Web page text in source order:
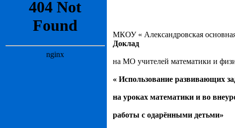
МКОУ « Александровская
Доклад
на МО учителей математики и
« Использование развивающих
на уроках математики и во
работы с одарёнными детьми»